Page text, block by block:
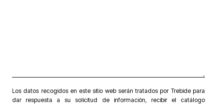
Los datos recogidos en este sitio web serán tratados por Trebide para
dar respuesta a su solicitud de información, recibir el catálogo